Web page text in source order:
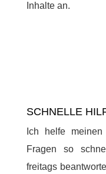
Inhalte an.
SCHNELLE
Ich helfe
Fragen so
freitags